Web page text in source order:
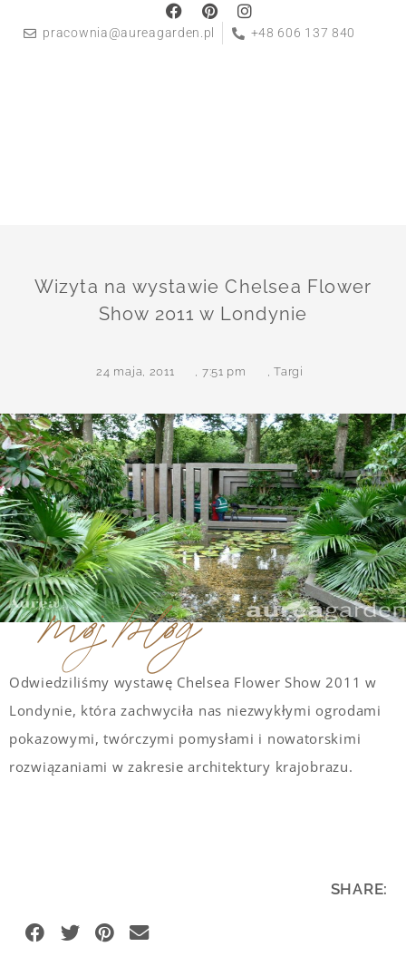
pracownia@aureagarden.pl +48 606 137 840
Wizyta na wystawie Chelsea Flower
Show 2011 w Londynie
24 maja, 2011 , 7:51 pm , Targi
moj blog
Odwiedziliśmy wystawę Chelsea Flower Show 2011 w
Londynie, która zachwyciła nas niezwykłymi ogrodami
pokazowymi, twórczymi pomysłami i nowatorskimi
rozwiązaniami w zakresie architektury krajobrazu.
SHARE: